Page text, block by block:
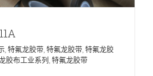
特氟龙胶带 特氟龙胶带 特氟龙胶
胶布工业系列 特氟龙胶带